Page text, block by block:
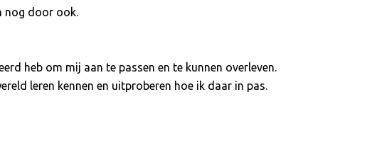
nog door ook.
heb om mij aan te passen en te kunnen overleven.
leren kennen en uitproberen hoe ik daar in pas.